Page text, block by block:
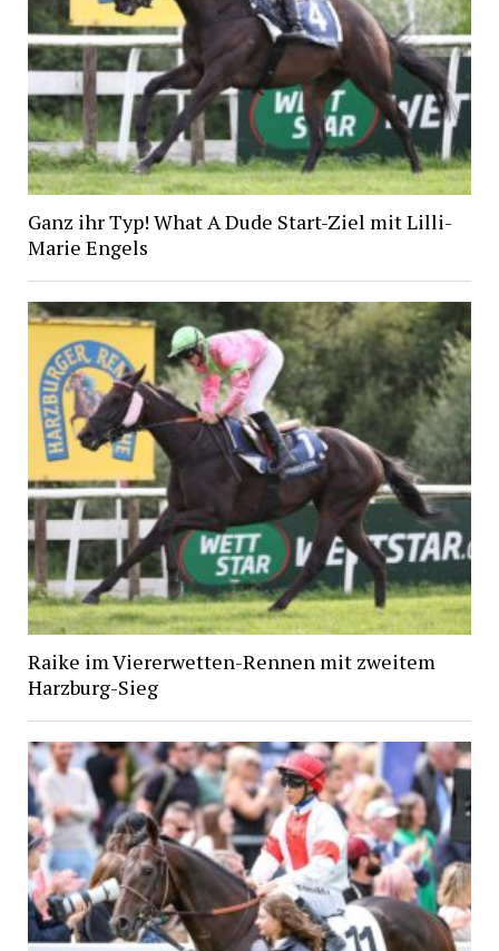
Ganz ihr Typ! What A Dude Start-Ziel mit Lilli-
Marie Engels
Raike im Viererwetten-Rennen mit zweitem
Harzburg-Sieg